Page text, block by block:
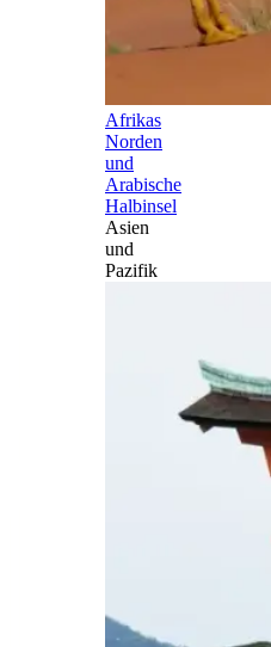
Afrikas
Norden
und
Arabische
Halbinsel
Asien
und
Pazifik